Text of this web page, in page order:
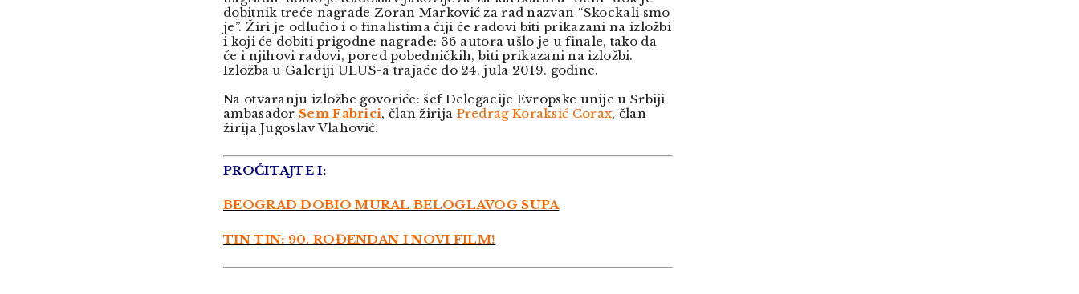
dobitnik treće nagrade Zoran Marković za rad nazvan “Skockali smo
je”. Žiri je odlučio i o finalistima čiji će radovi biti prikazani na izložbi
i koji će dobiti prigodne nagrade: 36 autora ušlo je u finale, tako da
će i njihovi radovi, pored pobedničkih, biti prikazani na izložbi.
Izložba u Galeriji ULUS-a trajaće do 24. jula 2019. godine.
Na otvaranju izložbe govoriće: šef Delegacije Evropske unije u Srbiji
ambasador Sem Fabrici, član žirija Predrag Koraksić Corax, član
žirija Jugoslav Vlahović.
PROČITAJTE I:
BEOGRAD DOBIO MURAL BELOGLAVOG SUPA
TIN TIN: 90. ROĐENDAN I NOVI FILM!